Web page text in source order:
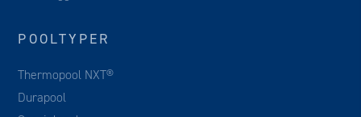
POOLTYPER
Thermopool NXT®
Durapool